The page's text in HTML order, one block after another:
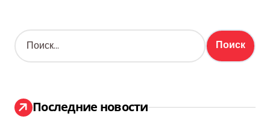
Н
а
:
Последние новости